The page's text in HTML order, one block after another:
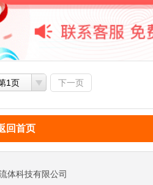
1页 下一页
回首页
体科技有限公司